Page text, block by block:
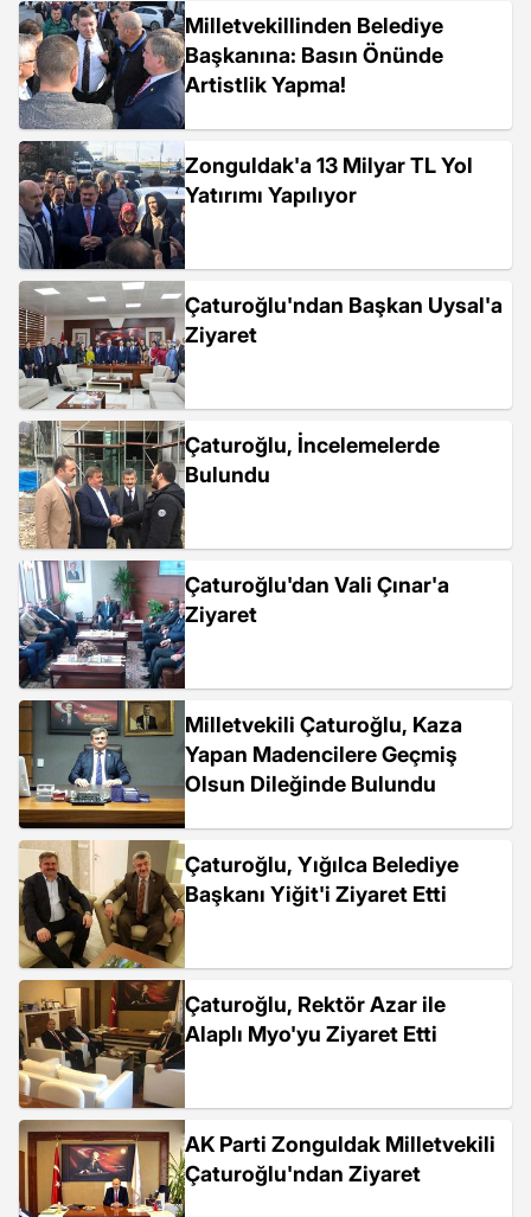
Milletvekillinden Belediye
Başkanına: Basın Önünde
Artistlik Yapma!
Zonguldak'a 13 Milyar TL Yol
Yatırımı Yapılıyor
Çaturoğlu'ndan Başkan Uysal'a
Ziyaret
Çaturoğlu, İncelemelerde
Bulundu
Çaturoğlu'dan Vali Çınar'a
Ziyaret
Milletvekili Çaturoğlu, Kaza
Yapan Madencilere Geçmiş
Olsun Dileğinde Bulundu
Çaturoğlu, Yığılca Belediye
Başkanı Yiğit'i Ziyaret Etti
Çaturoğlu, Rektör Azar ile
Alaplı Myo'yu Ziyaret Etti
AK Parti Zonguldak Milletvekili
Çaturoğlu'ndan Ziyaret